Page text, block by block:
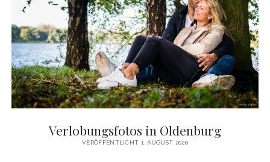
Verlobungsfotos in Oldenburg
VERÖFFENTLICHT 1. AUGUST 2020